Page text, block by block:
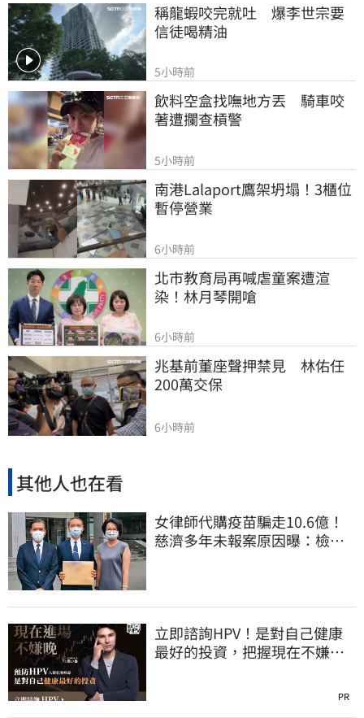
稱龍蝦咬完就吐　爆李世宗要
信徒喝精油
5小時前
飲料空盒找嘸地方丟　騎車咬
著遭攔查槓警
5小時前
南港Lalaport鷹架坍塌！3櫃位
暫停營業
6小時前
北市教育局再喊虐童案遭渲
染！林月琴開嗆
6小時前
兆基前董座聲押禁見　林佑任
200萬交保
6小時前
其他人也在看
女律師代購疫苗騙走10.6億！
慈濟多年未報案原因曝：檢警
立即諮詢HPV！是對自己健康
最好的投資，把握現在不嫌
PR